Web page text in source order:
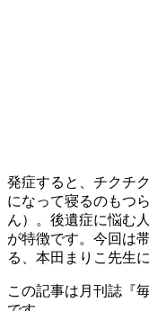
発症すると、チクチ
になって寝るのもつ
ん）。後遺症に悩む
が特徴です。今回は
る、本田まりこ先生
この記事は月刊誌『